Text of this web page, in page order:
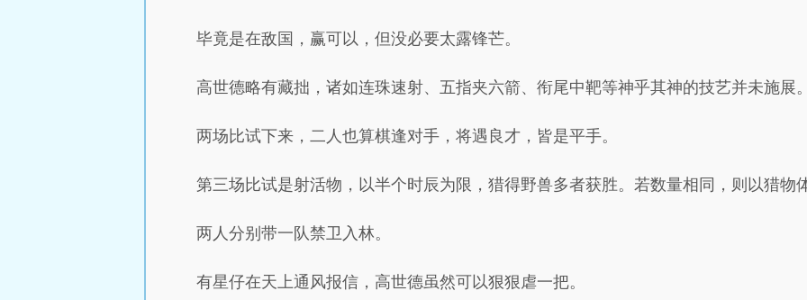
毕竟是在敌国，赢可以，但没必要太露锋芒。
高世德略有藏拙，诸如连珠速射、五指夹六箭、衔尾中靶等神乎其神的技艺并未施展
两场比试下来，二人也算棋逢对手，将遇良才，皆是平手。
第三场比试是射活物，以半个时辰为限，猎得野兽多者获胜。若数量相同，则以猎物
两人分别带一队禁卫入林。
有星仔在天上通风报信，高世德虽然可以狠狠虐一把。